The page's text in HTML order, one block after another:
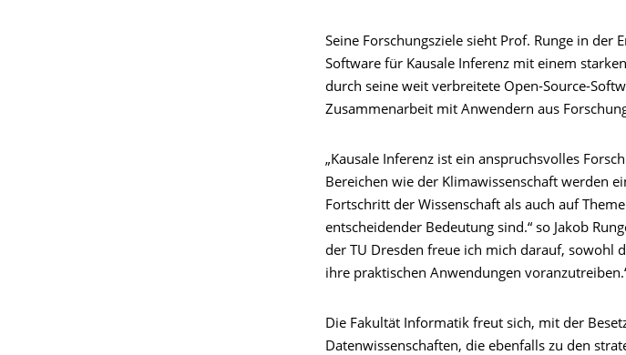
Seine Forschungsziele sieht Prof. Runge in der
Software für Kausale Inferenz mit einem
durch seine weit verbreitete Open-Source-
Zusammenarbeit mit Anwendern aus
„Kausale Inferenz ist ein anspruchsvolles
Bereichen wie der Klimawissenschaft werden
Fortschritt der Wissenschaft als auch auf
entscheidender Bedeutung sind.“ so Jakob
der TU Dresden freue ich mich darauf, sowohl
ihre praktischen Anwendungen
Die Fakultät Informatik freut sich, mit der
Datenwissenschaften, die ebenfalls zu den